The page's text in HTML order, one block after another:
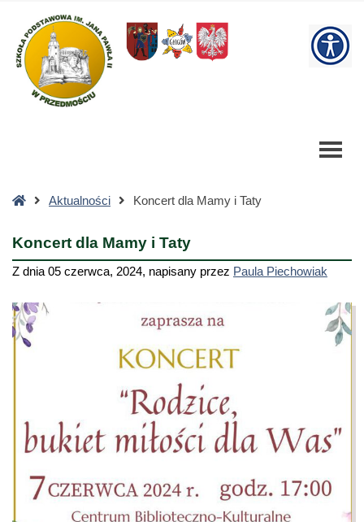
Mamy
StronaAktualności Koncert dla Mamy i Taty
Koncert dla Mamy i Taty
Z dnia 05 czerwca, 2024, napisany przez Paula Piechowiak